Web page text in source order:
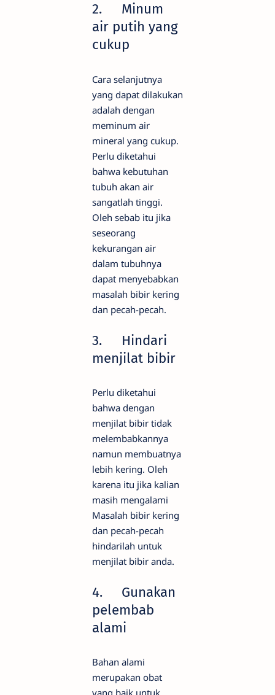
2.
Minum
air putih yang
cukup
Cara selanjutnya
yang dapat dilakukan
adalah dengan
meminum air
mineral yang cukup.
Perlu diketahui
bahwa kebutuhan
tubuh akan air
sangatlah tinggi.
Oleh sebab itu jika
seseorang
kekurangan air
dalam tubuhnya
dapat menyebabkan
masalah bibir kering
dan pecah-pecah.
3.
Hindari
menjilat bibir
Perlu diketahui
bahwa dengan
menjilat bibir tidak
melembabkannya
namun membuatnya
lebih kering. Oleh
karena itu jika kalian
masih mengalami
Masalah bibir kering
dan pecah-pecah
hindarilah untuk
menjilat bibir anda.
4.
Gunakan
pelembab
alami
Bahan alami
merupakan obat